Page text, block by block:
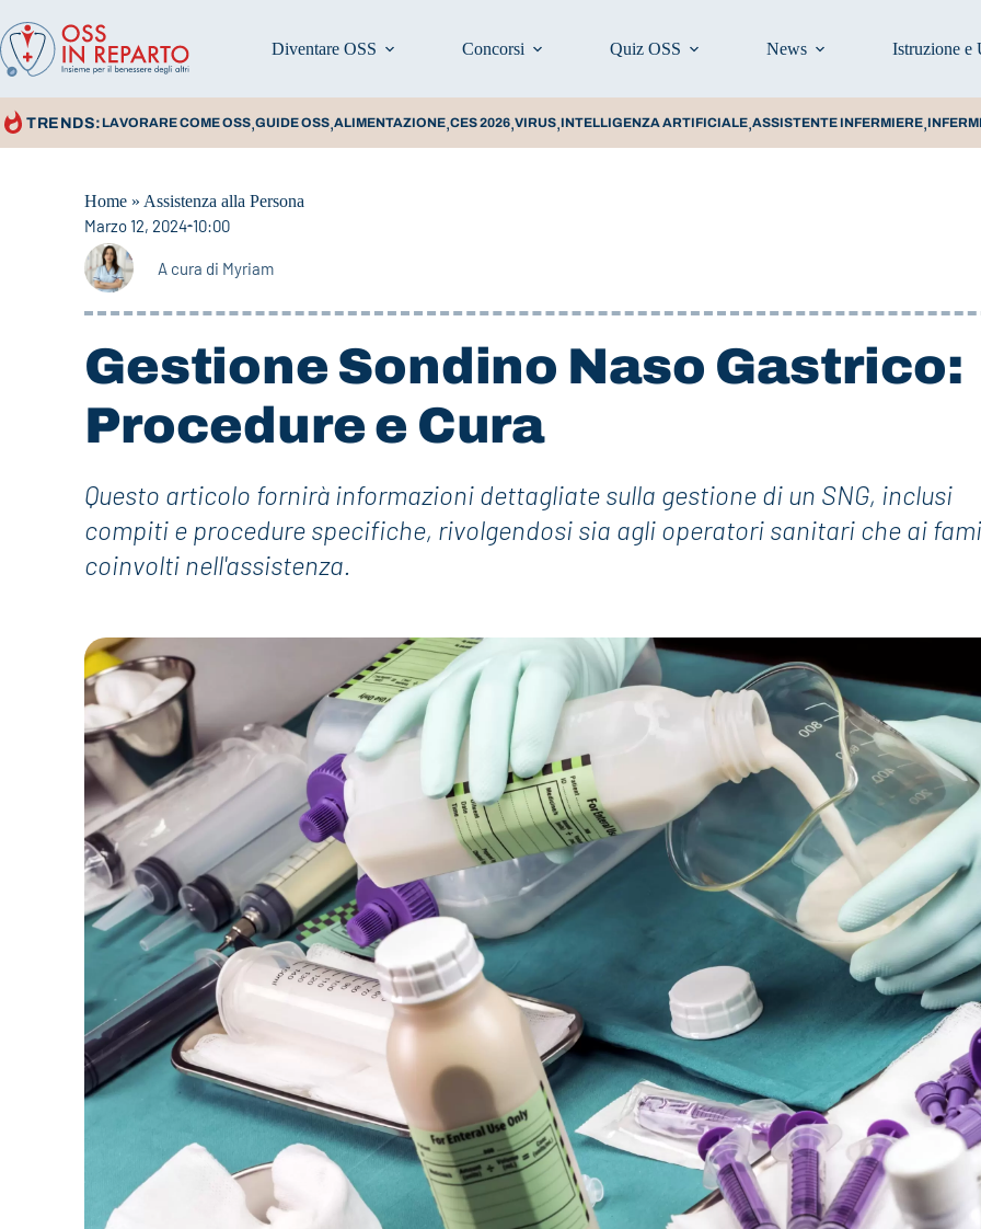
Diventare OSS Concorsi Quiz OSS News Istruzione e
TRENDS: LAVORARE COME OSS,GUIDE OSS,ALIMENTAZIONE,CES 2026,VIRUS,INTELLIGENZA ARTIFICIALE,ASSISTENTE INFERMIERE,
Home » Assistenza alla Persona
Marzo 12, 2024 10:00
A cura di Myriam
Gestione Sondino Naso Gastrico:
Procedure e Cura
Questo articolo fornirà informazioni dettagliate sulla gestione di un SNG, inclusi
compiti e procedure specifiche, rivolgendosi sia agli operatori sanitari che ai
coinvolti nell'assistenza.